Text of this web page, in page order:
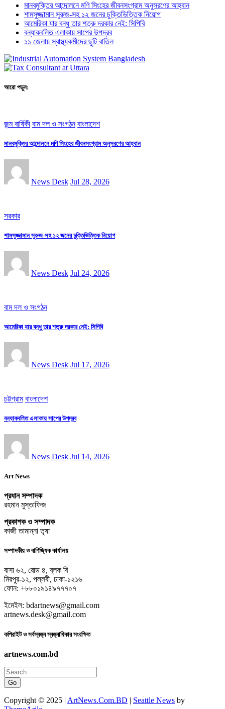
মানবমুক্তির আন্দোলনে মণি সিংহের জীবনসংগ্রাম অনুসরণের আহ্বান
শামসুজ্জামান সুরুজ-সহ ১২ জনের চুক্তিভিত্তিক নিয়োগ
আমেরিকা যার বন্ধু তার শত্রু দরকার নেই: সিপিবি
বন্যাকবলিত এলাকায় সাপের উপদ্রব
১১ জেলায় স্বাস্থ্যকর্মীদের ছুটি বাতিল
আরো পড়ুন:
জন্ম বার্ষিকী বাম দল ও সংগঠন বাংলাদেশ
মানবমুক্তির আন্দোলনে মণি সিংহের জীবনসংগ্রাম অনুসরণের আহ্বান
News Desk Jul 28, 2026
সরকার
শামসুজ্জামান সুরুজ-সহ ১২ জনের চুক্তিভিত্তিক নিয়োগ
News Desk Jul 24, 2026
বাম দল ও সংগঠন
আমেরিকা যার বন্ধু তার শত্রু দরকার নেই: সিপিবি
News Desk Jul 17, 2026
চট্টগ্রাম বাংলাদেশ
বন্যাকবলিত এলাকায় সাপের উপদ্রব
News Desk Jul 14, 2026
Art News
প্রধান সম্পাদক
রহমান মুস্তাফিজ
প্রকাশক ও সম্পাদক
কাজী তামান্না তৃষা
সম্পাদকীয় ও বাণিজ্যিক কার্যালয়
বাসা ৬২, রোড ৪, ব্লক বি
মিরপুর-১২, পল্লবী, ঢাকা-১২১৬
ফোন: +৮৮০১৯১৪৯৭৭৭০৭
ইমেইল: bdartnews@gmail.com
artnews.desk@gmail.com
কপিরাইট ও সর্বস্বত্ত্ব স্বত্ত্বাধিকার সংরক্ষিত
artnews.com.bd
Go
Copyright © 2025 | ArtNews.Com.BD | Seattle News by